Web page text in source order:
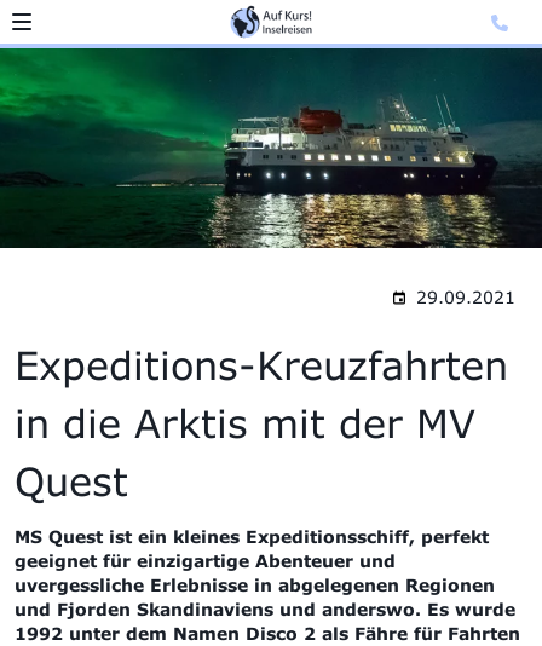
29.09.2021
Expeditions-Kreuzfahrten
in die Arktis mit der MV
Quest
MS Quest ist ein kleines Expeditionsschiff, perfekt
geeignet für einzigartige Abenteuer und
uvergessliche Erlebnisse in abgelegenen Regionen
und Fjorden Skandinaviens und anderswo. Es wurde
1992 unter dem Namen Disco 2 als Fähre für Fahrten